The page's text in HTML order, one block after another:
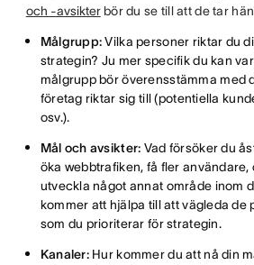
och -avsikterbör du se till att de tar
Målgrupp:Vilka personer riktar du
strategin? Ju mer specifik du kan
målgrupp bör överensstämma med
företag riktar sig till (potentiella
osv.).
Mål och avsikter: Vad försöker du
öka webbtrafiken, få fler
utveckla något annat område inom
kommer att hjälpa till att vägleda de
som du prioriterar för strategin.
Kanaler: Hur kommer du att nå din